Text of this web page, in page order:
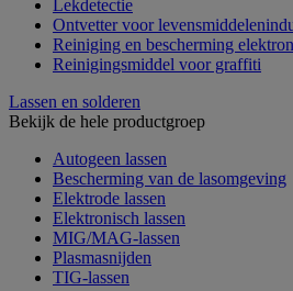
Lekdetectie
Ontvetter voor
Reiniging en bescherming
Reinigingsmiddel voor graffiti
Lassen en solderen
Bekijk de hele productgroep
Autogeen lassen
Bescherming van de lasomgeving
Elektrode lassen
Elektronisch lassen
MIG/MAG-lassen
Plasmasnijden
TIG-lassen